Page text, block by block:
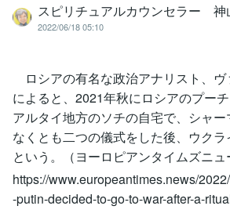
スピリチュアルカウンセラー
2022/06/18 05:10
ロシアの有名な政治アナリスト、ヴ
によると、2021年秋にロシアのプー
アルタイ地方のソチの自宅で、シャ
なくとも二つの儀式をした後、ウク
という。（ヨーロピアンタイムズニュ
https://www.europeantimes.news/
-putin-decided-to-go-to-war-after-a-